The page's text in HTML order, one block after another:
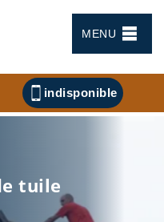
MENU
indisponible
tuile